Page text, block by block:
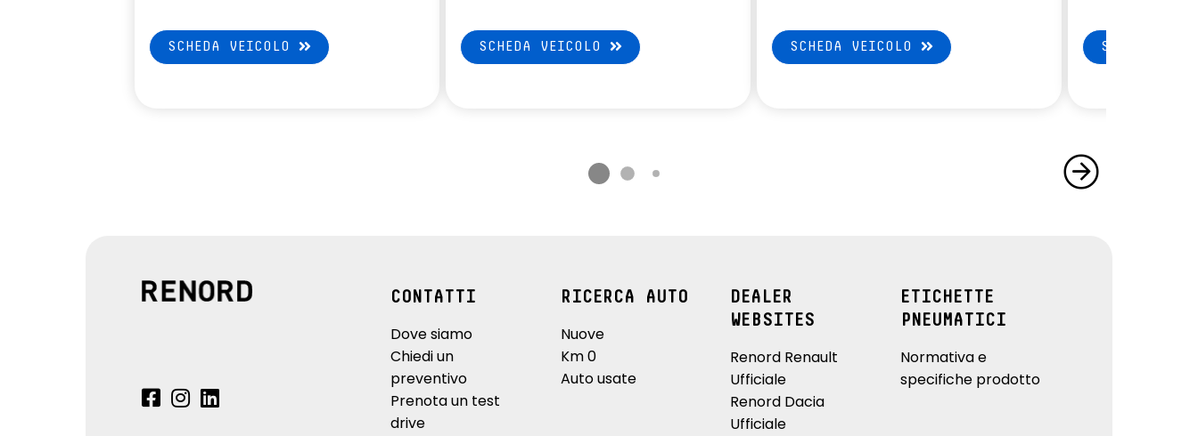
SCHEDA VEICOLO SCHEDA VEICOLO SCHEDA VEICOLO SCHEDA
CONTATTI
Dove siamo
Chiedi un
preventivo
Prenota un test
drive
RICERCA AUTO
Nuove
Km 0
Auto usate
DEALER
WEBSITES
Renord Renault
Ufficiale
Renord Dacia
Ufficiale
ETICHETTE
PNEUMATICI
Normativa e
specifiche prodotto